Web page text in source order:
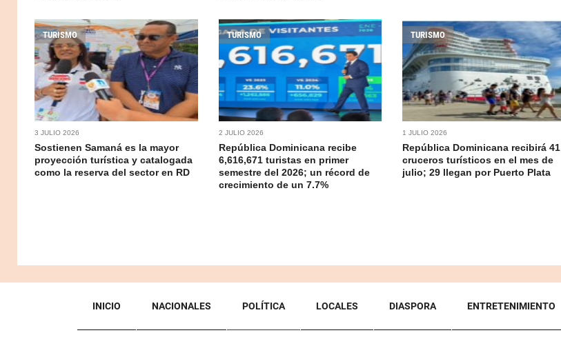
TURISMO
3 JULIO 2026
Sostienen Samaná es la mayor
proyección turística y catalogada
como la reserva del sector en RD
TURISMO
2 JULIO 2026
República Dominicana recibe
6,616,671 turistas en primer
semestre del 2026; un récord de
crecimiento de un 7.7%
TURISMO
1 JULIO 2026
República Dominicana recibirá 41
cruceros turísticos en el mes de
julio; 29 llegan por Puerto Plata
INICIO NACIONALES POLÍTICA LOCALES DIASPORA ENTRETENIMIENTO